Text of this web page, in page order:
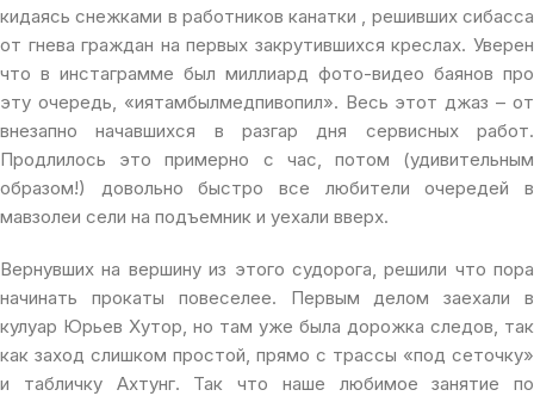
кидаясь снежками в работников канатки , решивших сибасса
от гнева граждан на первых закрутившихся креслах. Уверен
что в инстаграмме был миллиард фото-видео баянов про
эту очередь, «иятамбылмедпивопил». Весь этот джаз – от
внезапно начавшихся в разгар дня сервисных работ.
Продлилось это примерно с час, потом (удивительным
образом!) довольно быстро все любители очередей в
мавзолеи сели на подъемник и уехали вверх.
Вернувших на вершину из этого судорога, решили что пора
начинать прокаты повеселее. Первым делом заехали в
кулуар Юрьев Хутор, но там уже была дорожка следов, так
как заход слишком простой, прямо с трассы «под сеточку»
и табличку Ахтунг. Так что наше любимое занятие по